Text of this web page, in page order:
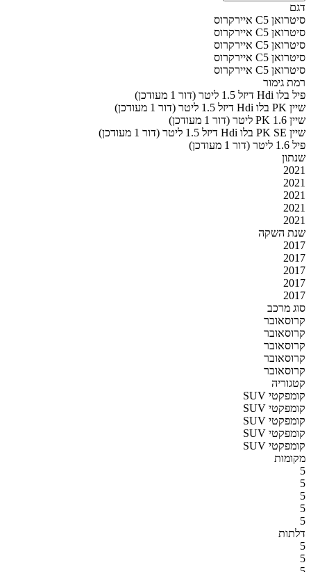
דגם
סיטרואן C5 איירקרוס
סיטרואן C5 איירקרוס
סיטרואן C5 איירקרוס
סיטרואן C5 איירקרוס
סיטרואן C5 איירקרוס
רמת גימור
פיל בלו Hdi דיזל 1.5 ליטר (דור 1 מעודכן)
שיין PK בלו Hdi דיזל 1.5 ליטר (דור 1 מעודכן)
שיין PK 1.6 ליטר (דור 1 מעודכן)
שיין PK SE בלו Hdi דיזל 1.5 ליטר (דור 1 מעודכן)
פיל 1.6 ליטר (דור 1 מעודכן)
שנתון
2021
2021
2021
2021
2021
שנת השקה
2017
2017
2017
2017
2017
סוג מרכב
קרוסאובר
קרוסאובר
קרוסאובר
קרוסאובר
קרוסאובר
קטגוריה
SUV קומפקטי
SUV קומפקטי
SUV קומפקטי
SUV קומפקטי
SUV קומפקטי
מקומות
5
5
5
5
5
דלתות
5
5